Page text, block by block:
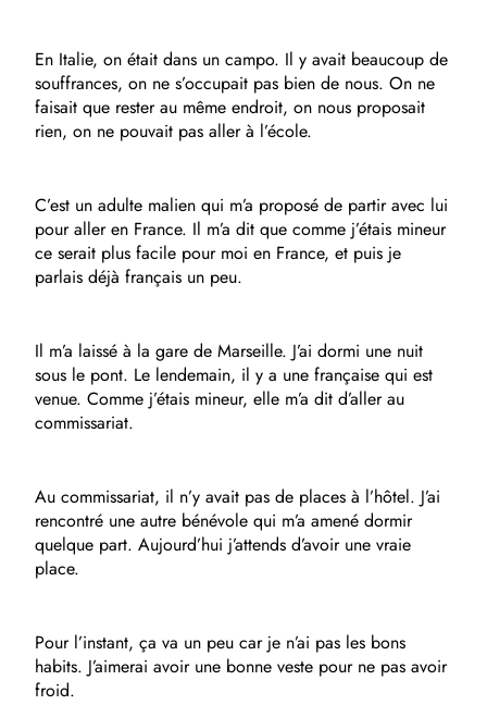
En Italie, on était dans un campo. Il y avait beaucoup de
souffrances, on ne s’occupait pas bien de nous. On ne
faisait que rester au même endroit, on nous proposait
rien, on ne pouvait pas aller à l’école.
C’est un adulte malien qui m’a proposé de partir avec lui
pour aller en France. Il m’a dit que comme j’étais mineur
ce serait plus facile pour moi en France, et puis je
parlais déjà français un peu.
Il m’a laissé à la gare de Marseille. J’ai dormi une nuit
sous le pont. Le lendemain, il y a une française qui est
venue. Comme j’étais mineur, elle m’a dit d’aller au
commissariat.
Au commissariat, il n’y avait pas de places à l’hôtel. J’ai
rencontré une autre bénévole qui m’a amené dormir
quelque part. Aujourd’hui j’attends d’avoir une vraie
place.
Pour l’instant, ça va un peu car je n’ai pas les bons
habits. J’aimerai avoir une bonne veste pour ne pas avoir
froid.